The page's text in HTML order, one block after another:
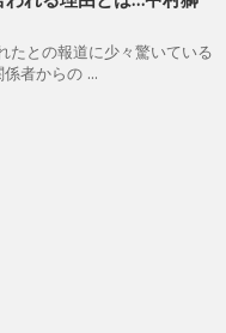
たとの報道に少々驚いている
者からの ...